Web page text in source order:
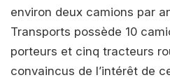
environ deux camions par
Transports possède 10
porteurs et cinq tracteurs
convaincus de l’intérêt de